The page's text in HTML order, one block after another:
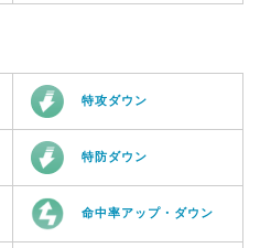
特攻ダウン
特防ダウン
命中率アップ・ダウン